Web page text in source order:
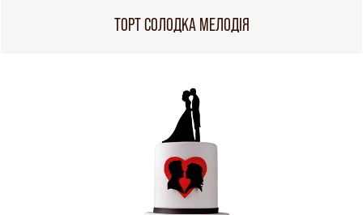
ТОРТ СОЛОДКА МЕЛОДІЯ